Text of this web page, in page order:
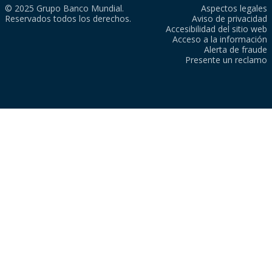
© 2025 Grupo Banco Mundial.
Reservados todos los derechos.
Aspectos legales
Aviso de privacidad
Accesibilidad del sitio web
Acceso a la información
Alerta de fraude
Presente un reclamo